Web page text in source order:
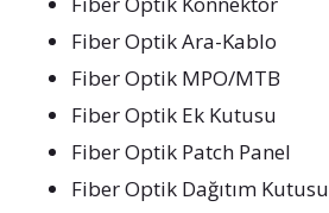
Fiber Optik Ara-Kablo
Fiber Optik MPO/MTB
Fiber Optik Ek Kutusu
Fiber Optik Patch Panel
Fiber Optik Dağıtım Kutusu